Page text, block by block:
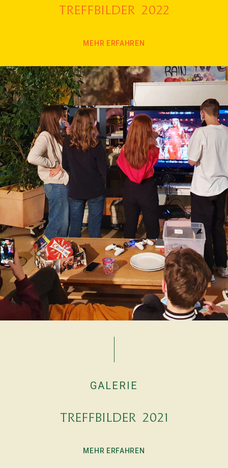
Treffbilder 2022
MEHR ERFAHREN
GALERIE
Treffbilder 2021
MEHR ERFAHREN